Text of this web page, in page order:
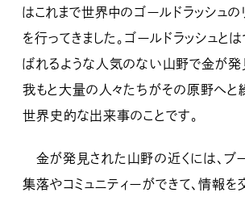
はこれまで世界中のゴールドラッシュ
を行ってきました。ゴールドラッシュと
ばれるような人気のない山野で金が発
我もと大量の人々たちがその原野へと
世界史的な出来事のことです。
金が発見された山野の近くには、ブ
集落やコミュニティーができて、情報を